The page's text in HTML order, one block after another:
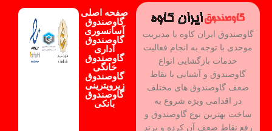
گاوصندوق ایران کاوه با مدیریت
موحدی با توجه به انجام فعالیت
خدمات بازگشایی انواع
گاوصندوق و آشنایی با نقاط
ضعف گاوصندوق های مختلف
در اقدامی ویژه شروع به
ساخت بهترین نوع گاوصندوق و
رفع نقاط ضعف آن کرده و برند
صفحه اصلی
گاوصندوق
آسانسوری
گاوصندوق
اداری
گاوصندوق
خانگی
گاوصندوق
زیرویترینی
گاوصندوق
بانکی